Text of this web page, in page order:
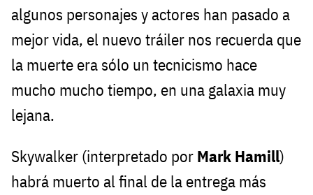
algunos personajes y actores han pasado a
mejor vida, el nuevo tráiler nos recuerda que
la muerte era sólo un tecnicismo hace
mucho mucho tiempo, en una galaxia muy
lejana.
Skywalker (interpretado por Mark Hamill)
habrá muerto al final de la entrega más